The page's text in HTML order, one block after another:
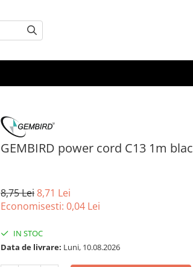
GEMBIRD power cord C13 1m
8,75 Lei8,71 Lei
Economisesti: 0,04 Lei
IN STOC
Data de livrare: Luni, 10.08.2026